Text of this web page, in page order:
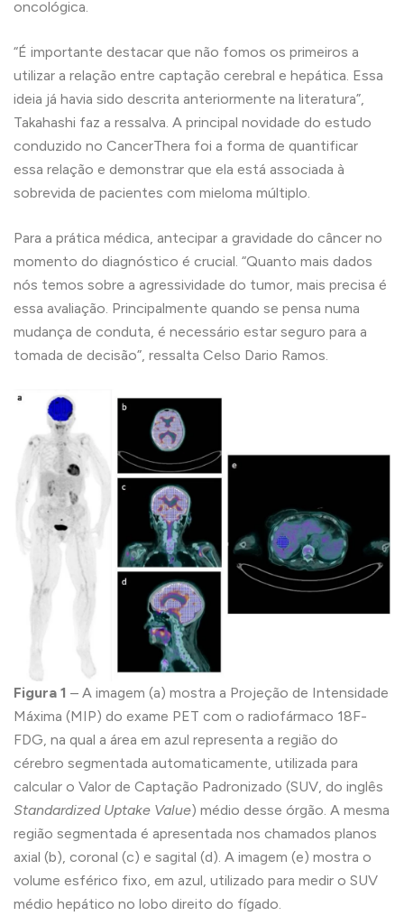
oncológica.
“É importante destacar que não fomos os primeiros a
utilizar a relação entre captação cerebral e hepática. Essa
ideia já havia sido descrita anteriormente na literatura”,
Takahashi faz a ressalva. A principal novidade do estudo
conduzido no CancerThera foi a forma de quantificar
essa relação e demonstrar que ela está associada à
sobrevida de pacientes com mieloma múltiplo.
Para a prática médica, antecipar a gravidade do câncer no
momento do diagnóstico é crucial. “Quanto mais dados
nós temos sobre a agressividade do tumor, mais precisa é
essa avaliação. Principalmente quando se pensa numa
mudança de conduta, é necessário estar seguro para a
tomada de decisão”, ressalta Celso Dario Ramos.
Figura 1 – A imagem (a) mostra a Projeção de Intensidade
Máxima (MIP) do exame PET com o radiofármaco 18F-
FDG, na qual a área em azul representa a região do
cérebro segmentada automaticamente, utilizada para
calcular o Valor de Captação Padronizado (SUV, do inglês
Standardized Uptake Value) médio desse órgão. A mesma
região segmentada é apresentada nos chamados planos
axial (b), coronal (c) e sagital (d). A imagem (e) mostra o
volume esférico fixo, em azul, utilizado para medir o SUV
médio hepático no lobo direito do fígado.